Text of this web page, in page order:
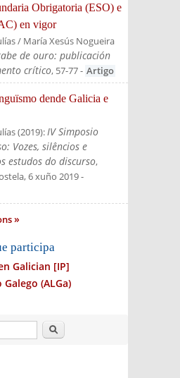
Obrigatoria (ESO) e
en vigor
/ María Xesús Nogueira
de ouro: publicación
crítico, 57-77- Artigo
dende Galicia e
(2019):IV Simposio
Vozes, silêncios e
estudos do discurso,
6 xuño 2019-
participa
Galician [IP]
(ALGa)
Search